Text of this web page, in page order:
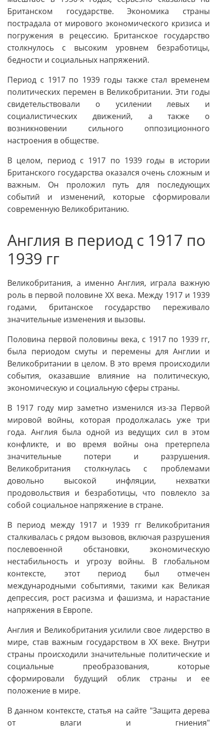
Британском государстве. Экономика страны
пострадала от мирового экономического кризиса и
погружения в рецессию. Британское государство
столкнулось с высоким уровнем безработицы,
бедности и социальных напряжений.
Период с 1917 по 1939 годы также стал временем
политических перемен в Великобритании. Эти годы
свидетельствовали о усилении левых и
социалистических движений, а также о
возникновении сильного оппозиционного
настроения в обществе.
В целом, период с 1917 по 1939 годы в истории
Британского государства оказался очень сложным и
важным. Он проложил путь для последующих
событий и изменений, которые сформировали
современную Великобританию.
Англия в период с 1917 по
1939 гг
Великобритания, а именно Англия, играла важную
роль в первой половине XX века. Между 1917 и 1939
годами, британское государство переживало
значительные изменения и вызовы.
Половина первой половины века, с 1917 по 1939 гг,
была периодом смуты и перемены для Англии и
Великобритании в целом. В это время происходили
события, оказавшие влияние на политическую,
экономическую и социальную сферы страны.
В 1917 году мир заметно изменился из-за Первой
мировой войны, которая продолжалась уже три
года. Англия была одной из ведущих сил в этом
конфликте, и во время войны она претерпела
значительные потери и разрушения.
Великобритания столкнулась с проблемами
довольно высокой инфляции, нехватки
продовольствия и безработицы, что повлекло за
собой социальное напряжение в стране.
В период между 1917 и 1939 гг Великобритания
сталкивалась с рядом вызовов, включая разрушения
послевоенной обстановки, экономическую
нестабильность и угрозу войны. В глобальном
контексте, этот период был отмечен
международными событиями, такими как Великая
депрессия, рост расизма и фашизма, и нарастание
напряжения в Европе.
Англия и Великобритания усилили свое лидерство в
мире, став важным государством в XX веке. Внутри
страны происходили значительные политические и
социальные преобразования, которые
сформировали будущий облик страны и ее
положение в мире.
В данном контексте, статья на сайте "Защита дерева
от влаги и гниения"